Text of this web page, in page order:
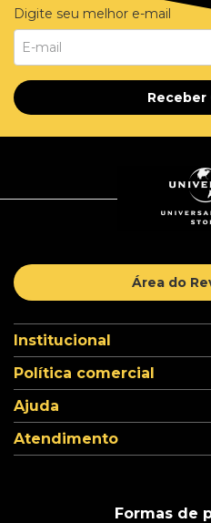
Digite seu melhor e-mail
Receber
Área do
Institucional
Política comercial
Ajuda
Atendimento
Formas de